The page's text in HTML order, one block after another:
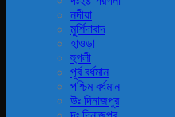
নদীয়া
মুর্শিদাবাদ
হাওড়া
হুগলী
পূর্ব বর্ধমান
পশ্চিম বর্ধমান
উঃ দিনাজপুর